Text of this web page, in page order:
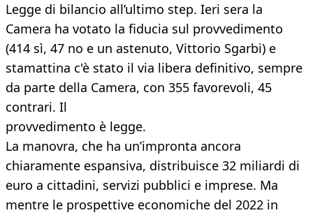
Legge di bilancio all’ultimo step. Ieri sera la
Camera ha votato la fiducia sul provvedimento
(414 sì, 47 no e un astenuto, Vittorio Sgarbi) e
stamattina c'è stato il via libera definitivo, sempre
da parte della Camera, con 355 favorevoli, 45
contrari. Il
provvedimento è legge.
La manovra, che ha un’impronta ancora
chiaramente espansiva, distribuisce 32 miliardi di
euro a cittadini, servizi pubblici e imprese. Ma
mentre le prospettive economiche del 2022 in